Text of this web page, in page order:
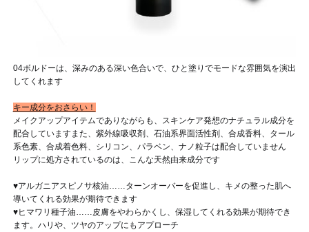
04ボルドーは、深みのある深い色合いで、ひと塗りでモードな雰囲気を演出
してくれます
キー成分をおさらい！
メイクアップアイテムでありながらも、スキンケア発想のナチュラル成分を
配合していますまた、紫外線吸収剤、石油系界面活性剤、合成香料、タール
系色素、合成着色料、シリコン、パラベン、ナノ粒子は配合していません
リップに処方されているのは、こんな天然由来成分です
♥アルガニアスピノサ核油……ターンオーバーを促進し、キメの整った肌へ
導いてくれる効果が期待できます
♥ヒマワリ種子油……皮膚をやわらかくし、保湿してくれる効果が期待でき
ます。ハリや、ツヤのアップにもアプローチ